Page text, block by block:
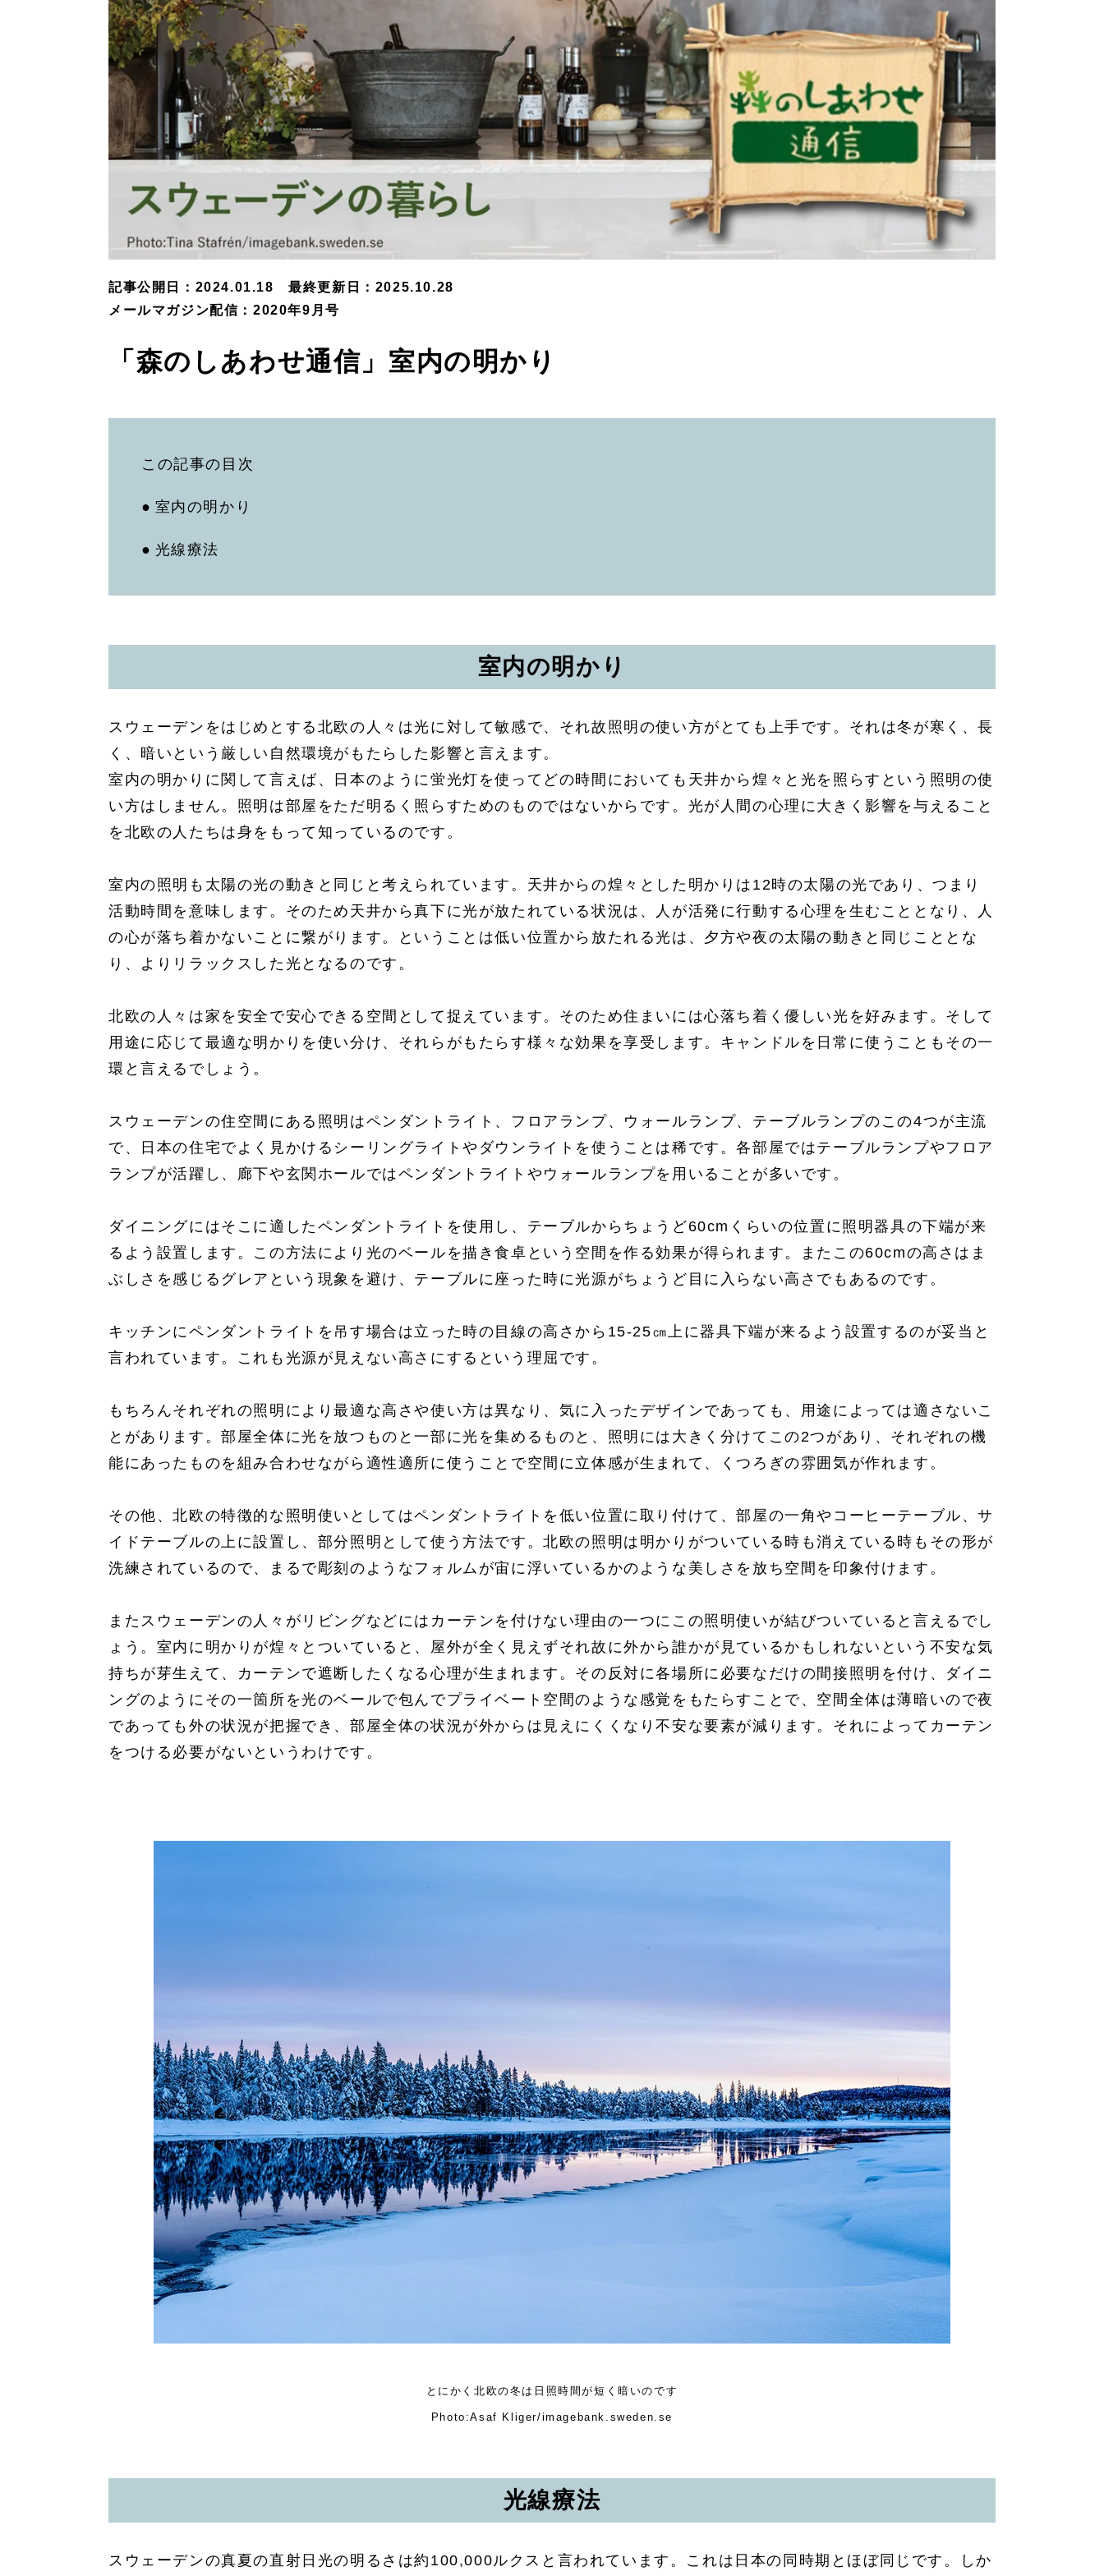
記事公開日：2024.01.18最終更新日：2025.10.28
メールマガジン配信：2020年9月号
「森のしあわせ通信」室内の明かり
この記事の目次
室内の明かり
光線療法
室内の明かり
スウェーデンをはじめとする北欧の人々は光に対して敏感で、それ故照明の使い方がとても上手です。それは冬が寒く、長
く、暗いという厳しい自然環境がもたらした影響と言えます。
室内の明かりに関して言えば、日本のように蛍光灯を使ってどの時間においても天井から煌々と光を照らすという照明の使
い方はしません。照明は部屋をただ明るく照らすためのものではないからです。光が人間の心理に大きく影響を与えること
を北欧の人たちは身をもって知っているのです。
室内の照明も太陽の光の動きと同じと考えられています。天井からの煌々とした明かりは12時の太陽の光であり、つまり
活動時間を意味します。そのため天井から真下に光が放たれている状況は、人が活発に行動する心理を生むこととなり、人
の心が落ち着かないことに繋がります。ということは低い位置から放たれる光は、夕方や夜の太陽の動きと同じこととな
り、よりリラックスした光となるのです。
北欧の人々は家を安全で安心できる空間として捉えています。そのため住まいには心落ち着く優しい光を好みます。そして
用途に応じて最適な明かりを使い分け、それらがもたらす様々な効果を享受します。キャンドルを日常に使うこともその一
環と言えるでしょう。
スウェーデンの住空間にある照明はペンダントライト、フロアランプ、ウォールランプ、テーブルランプのこの4つが主流
で、日本の住宅でよく見かけるシーリングライトやダウンライトを使うことは稀です。各部屋ではテーブルランプやフロア
ランプが活躍し、廊下や玄関ホールではペンダントライトやウォールランプを用いることが多いです。
ダイニングにはそこに適したペンダントライトを使用し、テーブルからちょうど60cmくらいの位置に照明器具の下端が来
るよう設置します。この方法により光のベールを描き食卓という空間を作る効果が得られます。またこの60cmの高さはま
ぶしさを感じるグレアという現象を避け、テーブルに座った時に光源がちょうど目に入らない高さでもあるのです。
キッチンにペンダントライトを吊す場合は立った時の目線の高さから15-25㎝上に器具下端が来るよう設置するのが妥当と
言われています。これも光源が見えない高さにするという理屈です。
もちろんそれぞれの照明により最適な高さや使い方は異なり、気に入ったデザインであっても、用途によっては適さないこ
とがあります。部屋全体に光を放つものと一部に光を集めるものと、照明には大きく分けてこの2つがあり、それぞれの機
能にあったものを組み合わせながら適性適所に使うことで空間に立体感が生まれて、くつろぎの雰囲気が作れます。
その他、北欧の特徴的な照明使いとしてはペンダントライトを低い位置に取り付けて、部屋の一角やコーヒーテーブル、サ
イドテーブルの上に設置し、部分照明として使う方法です。北欧の照明は明かりがついている時も消えている時もその形が
洗練されているので、まるで彫刻のようなフォルムが宙に浮いているかのような美しさを放ち空間を印象付けます。
またスウェーデンの人々がリビングなどにはカーテンを付けない理由の一つにこの照明使いが結びついていると言えるでし
ょう。室内に明かりが煌々とついていると、屋外が全く見えずそれ故に外から誰かが見ているかもしれないという不安な気
持ちが芽生えて、カーテンで遮断したくなる心理が生まれます。その反対に各場所に必要なだけの間接照明を付け、ダイニ
ングのようにその一箇所を光のベールで包んでプライベート空間のような感覚をもたらすことで、空間全体は薄暗いので夜
であっても外の状況が把握でき、部屋全体の状況が外からは見えにくくなり不安な要素が減ります。それによってカーテン
をつける必要がないというわけです。
とにかく北欧の冬は日照時間が短く暗いのです
Photo:Asaf Kliger/imagebank.sweden.se
光線療法
スウェーデンの真夏の直射日光の明るさは約100,000ルクスと言われています。これは日本の同時期とほぼ同じです。しか